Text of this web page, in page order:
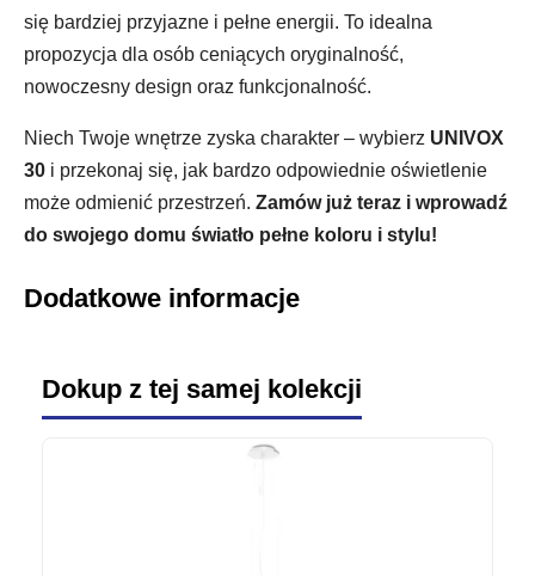
się bardziej przyjazne i pełne energii. To idealna
propozycja dla osób ceniących oryginalność,
nowoczesny design oraz funkcjonalność.
Niech Twoje wnętrze zyska charakter – wybierz UNIVOX
30 i przekonaj się, jak bardzo odpowiednie oświetlenie
może odmienić przestrzeń. Zamów już teraz i wprowadź
do swojego domu światło pełne koloru i stylu!
Dodatkowe informacje
Dokup z tej samej kolekcji